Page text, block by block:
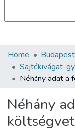
Communities &
All of DSpace
About us
Home
Sajtókivágat-
Néhány